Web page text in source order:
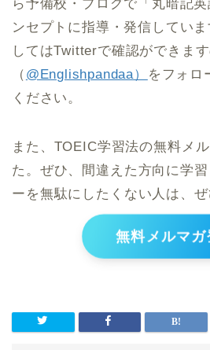
ら予備校・ブログで「丸暗記
ンセプトに指導・発信してい
してはTwitterで確認ができま
（ @Englishpandaa）
をフォロ
ください。
また、TOEIC学習法の無料メ
た。ぜひ、間違えた方向に学
ーを無駄にしたくない人は、ぜ
無料メルマガ